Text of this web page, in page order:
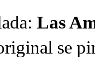
Las
se